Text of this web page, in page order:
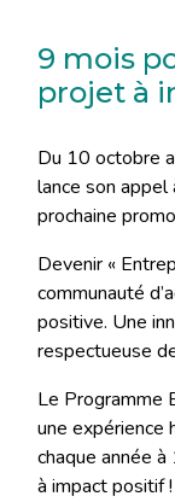
9 mois
projet à
Du 10 octobre
lance son
prochaine
Devenir «
communauté
positive. Une
respectueuse
Le Programme
une expérience
chaque année
à impact positif !